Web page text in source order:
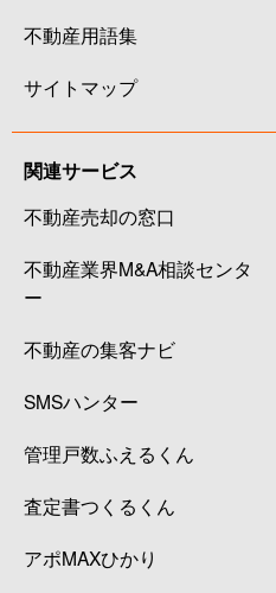
不動産用語集
サイトマップ
関連サービス
不動産売却の窓口
不動産業界M&A相談センタ
ー
不動産の集客ナビ
SMSハンター
管理戸数ふえるくん
査定書つくるくん
アポMAXひかり